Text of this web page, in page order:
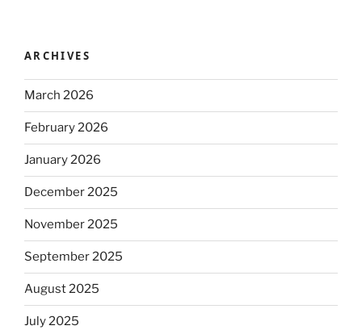
ARCHIVES
March 2026
February 2026
January 2026
December 2025
November 2025
September 2025
August 2025
July 2025